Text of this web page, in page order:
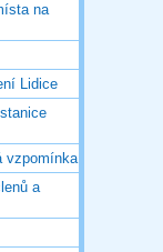
na
Lidice
vzpomínka
a